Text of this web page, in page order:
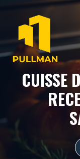
CUISSE